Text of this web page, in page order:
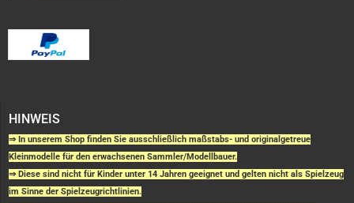
HINWEIS
⇒ In unserem Shop finden Sie ausschließlich maßstabs- und originalgetreue
Kleinmodelle für den erwachsenen Sammler/Modellbauer.
⇒ Diese sind nicht für Kinder unter 14 Jahren geeignet und gelten nicht als Spielzeug
im Sinne der Spielzeugrichtlinien.